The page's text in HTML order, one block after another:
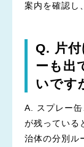
案内を確認し
Q. 片
ーも出
いです
A. スプレー
が残っている
治体の分別ル